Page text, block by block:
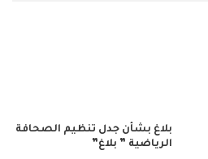
بلاغ بشأن جدل تنظيم الصحافة
الرياضية ” بلاغ”